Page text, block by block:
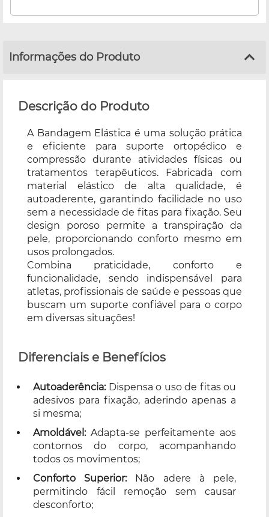
Informações do Produto
Descrição do Produto
A Bandagem Elástica é uma solução prática
e eficiente para suporte ortopédico e
compressão durante atividades físicas ou
tratamentos terapêuticos. Fabricada com
material elástico de alta qualidade, é
autoaderente, garantindo facilidade no uso
sem a necessidade de fitas para fixação. Seu
design poroso permite a transpiração da
pele, proporcionando conforto mesmo em
usos prolongados.
Combina praticidade, conforto e
funcionalidade, sendo indispensável para
atletas, profissionais de saúde e pessoas que
buscam um suporte confiável para o corpo
em diversas situações!
Diferenciais e Benefícios
Autoaderência:Dispensa o uso de fitas ou
adesivos para fixação, aderindo apenas a
si mesma;
Amoldável:Adapta-se perfeitamente aos
contornos do corpo, acompanhando
todos os movimentos;
Conforto Superior:Não adere à pele,
permitindo fácil remoção sem causar
desconforto;